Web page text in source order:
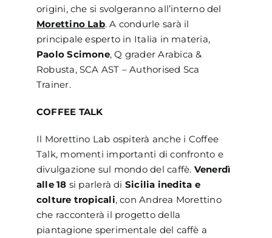
origini, che si svolgeranno all’interno del
Morettino Lab. A condurle sarà il
principale esperto in Italia in materia,
Paolo Scimone, Q grader Arabica &
Robusta, SCA AST – Authorised Sca
Trainer.
COFFEE TALK
Il Morettino Lab ospiterà anche i Coffee
Talk, momenti importanti di confronto e
divulgazione sul mondo del caffè. Venerdì
alle 18 si parlerà di Sicilia inedita e
colture tropicali, con Andrea Morettino
che racconterà il progetto della
piantagione sperimentale del caffè a